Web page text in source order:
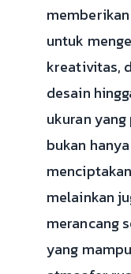
untuk
kreativitas,
desain
ukuran
bukan
melainkan
merancang
yang